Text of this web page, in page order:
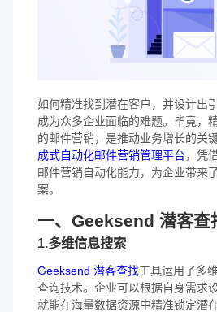
如何精准找到潜在客户，并设计出
成为众多企业面临的难题。毕竟，
的邮件营销，是推动业务增长的关
成式自动化邮件营销管理平台，凭
邮件营销自动化能力，为企业带来
案。
一、Geeksend 潜客查
1.多维信息搜索
Geeksend 潜客查找工具运用了多
查询技术。企业可以根据自身需求
就能在海量数据资源中精准锁定潜